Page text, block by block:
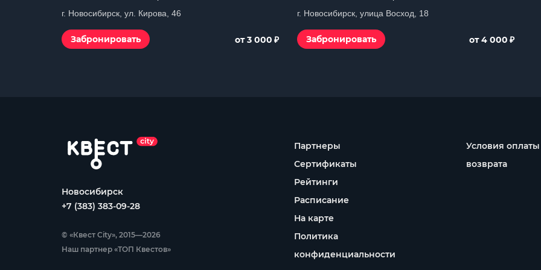
г. Новосибирск, ул. Кирова, 46
Забронировать от 3 000 ₽
г. Новосибирск, улица Восход, 18
Забронировать от 4 000 ₽
Новосибирск
+7 (383) 383-09-28
© «Квест City», 2015—2026
Наш партнер «ТОП Квестов»
Партнеры
Сертификаты
Рейтинги
Расписание
На карте
Политика
конфиденциальности
Условия
возврата